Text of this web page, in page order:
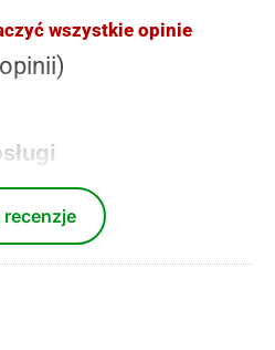
wszystkie opinie
recenzje